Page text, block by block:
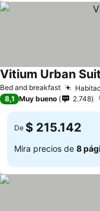
Bed and breakfast
Vitium Urban
8,1 Muy bueno 2.748
De $ 215.142
Mira precios de 8